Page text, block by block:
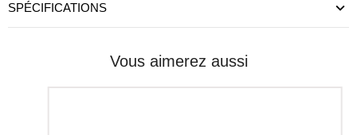
SPÉCIFICATIONS
Vous aimerez aussi